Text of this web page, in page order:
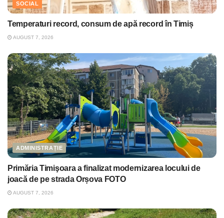
SOCIAL
Temperaturi record, consum de apă record în Timiș
AUGUST 7, 2026
ADMINISTRAȚIE
Primăria Timişoara a finalizat modernizarea locului de
joacă de pe strada Orșova FOTO
AUGUST 7, 2026